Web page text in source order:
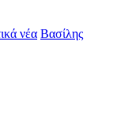
νέα Βασίλης